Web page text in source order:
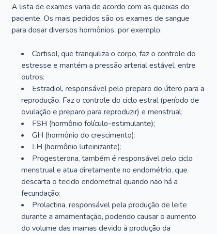
A lista de exames varia de acordo com as queixas do
paciente. Os mais pedidos são os exames de sangue
para dosar diversos hormônios, por exemplo:
Cortisol, que tranquiliza o corpo, faz o controle do
estresse e mantém a pressão arterial estável, entre
outros;
Estradiol, responsável pelo preparo do útero para a
reprodução. Faz o controle do ciclo estral (período de
ovulação e preparo para reproduzir) e menstrual;
FSH (hormônio folículo-estimulante);
GH (hormônio do crescimento);
LH (hormônio luteinizante);
Progesterona, também é responsável pelo ciclo
menstrual e atua diretamente no endométrio, que
descarta o tecido endometrial quando não há a
fecundação;
Prolactina, responsável pela produção de leite
durante a amamentação, podendo causar o aumento
do volume das mamas devido à produção da